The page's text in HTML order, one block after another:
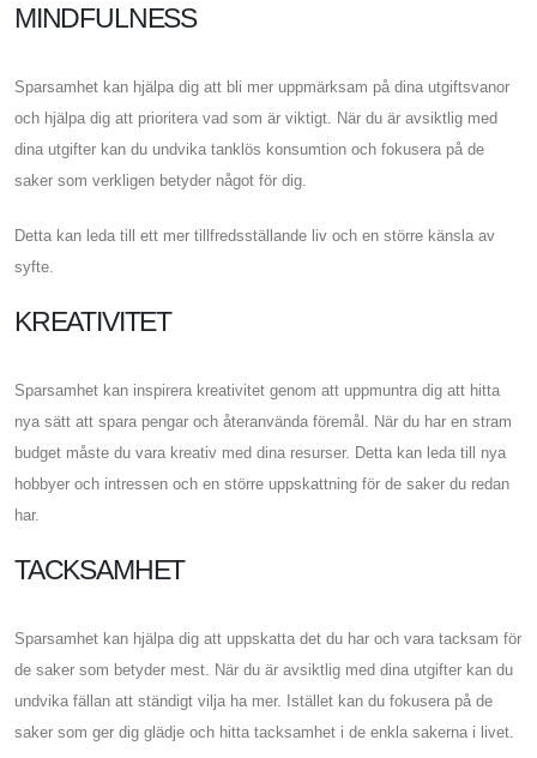
MINDFULNESS
Sparsamhet kan hjälpa dig att bli mer uppmärksam på dina utgiftsvanor
och hjälpa dig att prioritera vad som är viktigt. När du är avsiktlig med
dina utgifter kan du undvika tanklös konsumtion och fokusera på de
saker som verkligen betyder något för dig.
Detta kan leda till ett mer tillfredsställande liv och en större känsla av
syfte.
KREATIVITET
Sparsamhet kan inspirera kreativitet genom att uppmuntra dig att hitta
nya sätt att spara pengar och återanvända föremål. När du har en stram
budget måste du vara kreativ med dina resurser. Detta kan leda till nya
hobbyer och intressen och en större uppskattning för de saker du redan
har.
TACKSAMHET
Sparsamhet kan hjälpa dig att uppskatta det du har och vara tacksam för
de saker som betyder mest. När du är avsiktlig med dina utgifter kan du
undvika fällan att ständigt vilja ha mer. Istället kan du fokusera på de
saker som ger dig glädje och hitta tacksamhet i de enkla sakerna i livet.